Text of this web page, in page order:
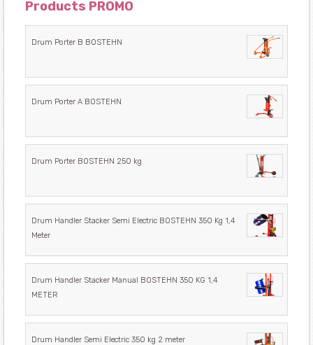
Products PROMO
Drum Porter B BOSTEHN
Drum Porter A BOSTEHN
Drum Porter BOSTEHN 250 kg
Drum Handler Stacker Semi Electric BOSTEHN 350 Kg 1,4
Meter
Drum Handler Stacker Manual BOSTEHN 350 KG 1,4
METER
Drum Handler Semi Electric 350 kg 2 meter